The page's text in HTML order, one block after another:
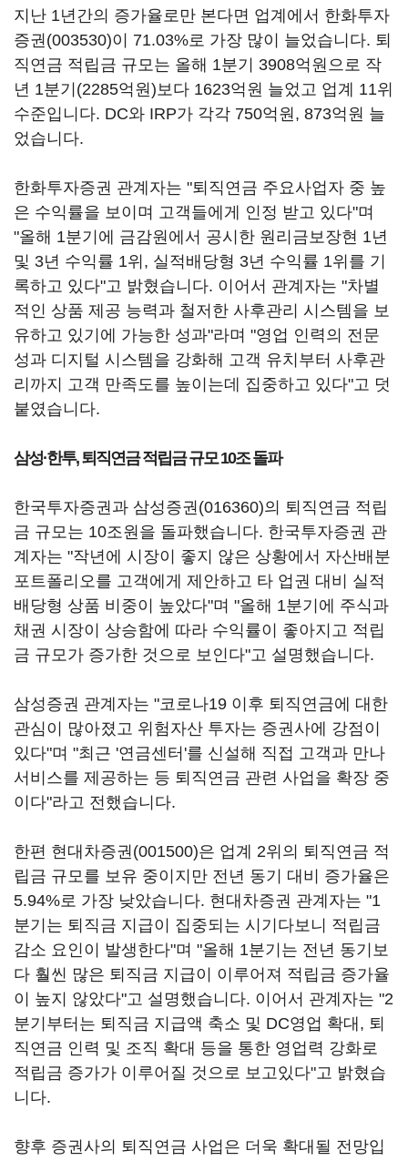
지난 1년간의 증가율로만 본다면 업계에서 한화투자
증권(003530)이 71.03%로 가장 많이 늘었습니다. 퇴
직연금 적립금 규모는 올해 1분기 3908억원으로 작
년 1분기(2285억원)보다 1623억원 늘었고 업계 11위
수준입니다. DC와 IRP가 각각 750억원, 873억원 늘
었습니다.
한화투자증권 관계자는 "퇴직연금 주요사업자 중 높
은 수익률을 보이며 고객들에게 인정 받고 있다"며
"올해 1분기에 금감원에서 공시한 원리금보장현 1년
및 3년 수익률 1위, 실적배당형 3년 수익률 1위를 기
록하고 있다"고 밝혔습니다. 이어서 관계자는 "차별
적인 상품 제공 능력과 철저한 사후관리 시스템을 보
유하고 있기에 가능한 성과"라며 "영업 인력의 전문
성과 디지털 시스템을 강화해 고객 유치부터 사후관
리까지 고객 만족도를 높이는데 집중하고 있다"고 덧
붙였습니다.
삼성·한투, 퇴직연금 적립금 규모 10조 돌파
한국투자증권과 삼성증권(016360)의 퇴직연금 적립
금 규모는 10조원을 돌파했습니다. 한국투자증권 관
계자는 "작년에 시장이 좋지 않은 상황에서 자산배분
포트폴리오를 고객에게 제안하고 타 업권 대비 실적
배당형 상품 비중이 높았다"며 "올해 1분기에 주식과
채권 시장이 상승함에 따라 수익률이 좋아지고 적립
금 규모가 증가한 것으로 보인다"고 설명했습니다.
삼성증권 관계자는 "코로나19 이후 퇴직연금에 대한
관심이 많아졌고 위험자산 투자는 증권사에 강점이
있다"며 "최근 '연금센터'를 신설해 직접 고객과 만나
서비스를 제공하는 등 퇴직연금 관련 사업을 확장 중
이다"라고 전했습니다.
한편 현대차증권(001500)은 업계 2위의 퇴직연금 적
립금 규모를 보유 중이지만 전년 동기 대비 증가율은
5.94%로 가장 낮았습니다. 현대차증권 관계자는 "1
분기는 퇴직금 지급이 집중되는 시기다보니 적립금
감소 요인이 발생한다"며 "올해 1분기는 전년 동기보
다 훨씬 많은 퇴직금 지급이 이루어져 적립금 증가율
이 높지 않았다"고 설명했습니다. 이어서 관계자는 "2
분기부터는 퇴직금 지급액 축소 및 DC영업 확대, 퇴
직연금 인력 및 조직 확대 등을 통한 영업력 강화로
적립금 증가가 이루어질 것으로 보고있다"고 밝혔습
니다.
향후 증권사의 퇴직연금 사업은 더욱 확대될 전망입